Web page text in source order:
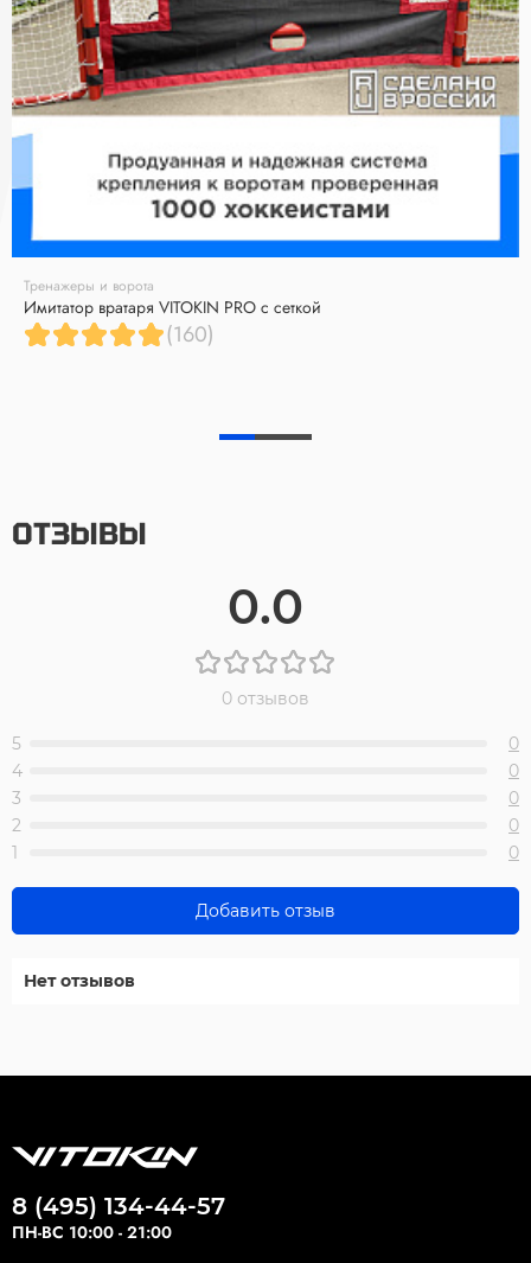
Тренажеры и ворота
Имитатор вратаря VITOKIN PRO с сеткой
(160)
ОТЗЫВЫ
0.0
0 отзывов
5
0
4
0
3
0
2
0
1
0
Добавить отзыв
Нет отзывов
8 (495) 134-44-57
ПН-ВС 10:00 - 21:00